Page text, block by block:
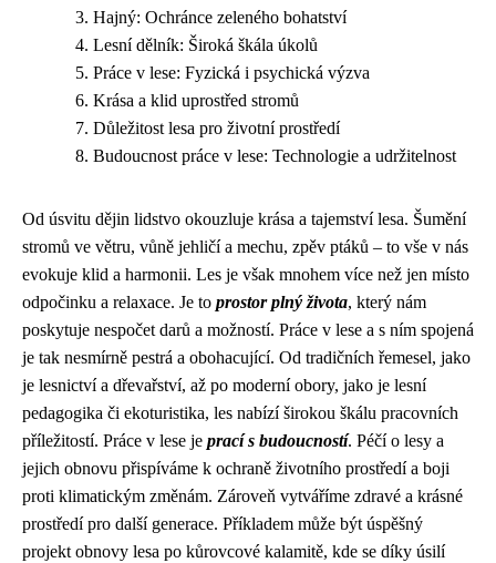
Hajný: Ochránce zeleného bohatství
Lesní dělník: Široká škála úkolů
Práce v lese: Fyzická i psychická výzva
Krása a klid uprostřed stromů
Důležitost lesa pro životní prostředí
Budoucnost práce v lese: Technologie a udržitelnost
Od úsvitu dějin lidstvo okouzluje krása a tajemství lesa. Šumění
stromů ve větru, vůně jehličí a mechu, zpěv ptáků – to vše v nás
evokuje klid a harmonii. Les je však mnohem více než jen místo
odpočinku a relaxace. Je to prostor plný života, který nám
poskytuje nespočet darů a možností. Práce v lese a s ním spojená
je tak nesmírně pestrá a obohacující. Od tradičních řemesel, jako
je lesnictví a dřevařství, až po moderní obory, jako je lesní
pedagogika či ekoturistika, les nabízí širokou škálu pracovních
příležitostí. Práce v lese je prací s budoucností. Péčí o lesy a
jejich obnovu přispíváme k ochraně životního prostředí a boji
proti klimatickým změnám. Zároveň vytváříme zdravé a krásné
prostředí pro další generace. Příkladem může být úspěšný
projekt obnovy lesa po kůrovcové kalamitě, kde se díky úsilí